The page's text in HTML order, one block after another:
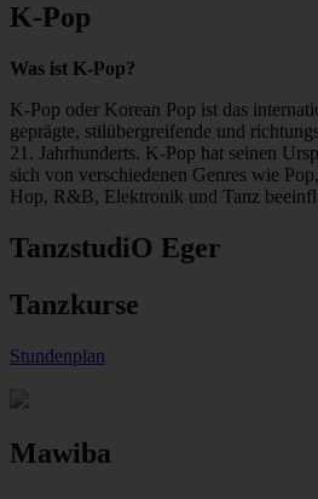
K-Pop
Was ist K-Pop?
K-Pop oder Korean Pop ist das
geprägte, stilübergreifende und
21. Jahrhunderts. K-Pop hat seinen
sich von verschiedenen Genres wie
Hop, R&B, Elektronik und Tanz
TanzstudiO Eger
Tanzkurse
Stundenplan
Mawiba